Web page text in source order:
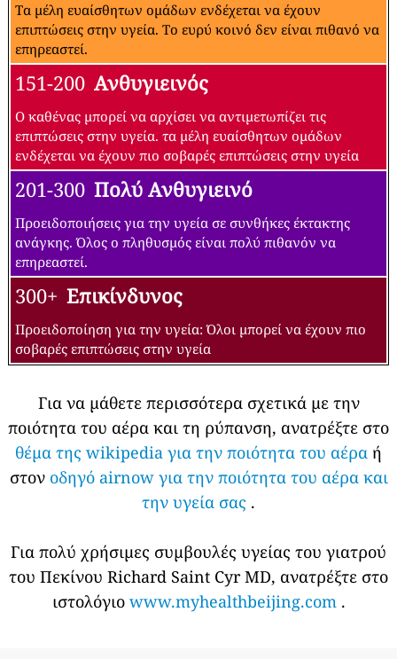
Τα μέλη ευαίσθητων ομάδων ενδέχεται να έχουν
επιπτώσεις στην υγεία. Το ευρύ κοινό δεν είναι πιθανό να
επηρεαστεί.
151-200 Ανθυγιεινός
Ο καθένας μπορεί να αρχίσει να αντιμετωπίζει τις
επιπτώσεις στην υγεία. τα μέλη ευαίσθητων ομάδων
ενδέχεται να έχουν πιο σοβαρές επιπτώσεις στην υγεία
201-300 Πολύ Ανθυγιεινό
Προειδοποιήσεις για την υγεία σε συνθήκες έκτακτης
ανάγκης. Όλος ο πληθυσμός είναι πολύ πιθανόν να
επηρεαστεί.
300+ Επικίνδυνος
Προειδοποίηση για την υγεία: Όλοι μπορεί να έχουν πιο
σοβαρές επιπτώσεις στην υγεία
Για να μάθετε περισσότερα σχετικά με την
ποιότητα του αέρα και τη ρύπανση, ανατρέξτε στο
θέμα της wikipedia για την ποιότητα του αέρα ή
στον οδηγό airnow για την ποιότητα του αέρα και
την υγεία σας .
Για πολύ χρήσιμες συμβουλές υγείας του γιατρού
του Πεκίνου Richard Saint Cyr MD, ανατρέξτε στο
ιστολόγιο www.myhealthbeijing.com.